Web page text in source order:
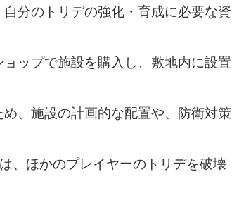
分のトリデの強化・育成に必要な資
ップで施設を購入し、敷地内に設置
、施設の計画的な配置や、防衛対策
、ほかのプレイヤーのトリデを破壊